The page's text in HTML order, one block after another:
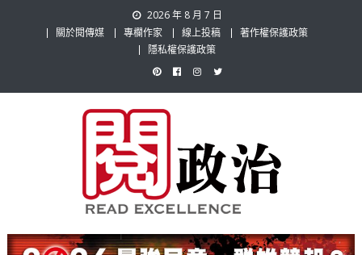
2026 年 8 月 7 日
關於閱傳媒
專欄作家 線上投稿
著作權保護政策
隱私權保護政策
閱政治 Read Gov News
題，也要專業評論，閱政治與多元的政治評論家與專欄作家邀稿合作，